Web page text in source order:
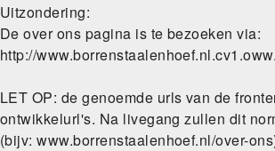
Uitzondering:
De over ons pagina is te bezoeken via:
http://
LET OP: de genoemde urls van de
ontwikkelurl's. Na livegang zullen dit
(bijv: www.borrenstaalenhoef.nl/over-